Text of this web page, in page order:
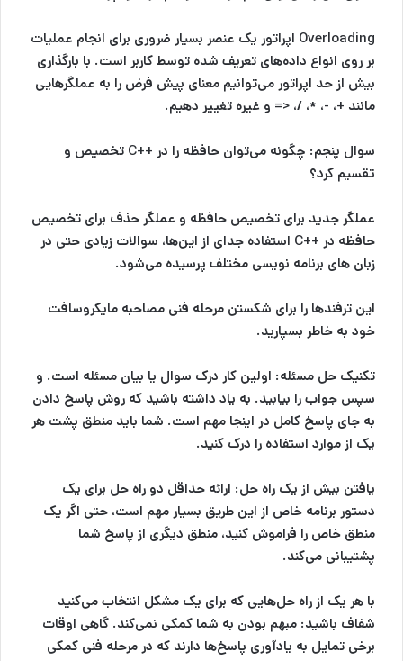
Overloading اپراتور یک عنصر بسیار ضروری برای انجام عملیات
بر روی انواع داده‌های تعریف شده توسط کاربر است. با بارگذاری
بیش از حد اپراتور می‌توانیم معنای پیش فرض را به عملگرهایی
مانند +، -، *، /، <= و غیره تغییر دهیم.
سوال پنجم:
چگونه می‌توان حافظه را در ++C تخصیص و
تقسیم کرد؟
عملگر جدید برای تخصیص حافظه و عملگر حذف برای تخصیص
حافظه در ++C استفاده جدای از این‌ها، سوالات زیادی حتی در
زبان های برنامه نویسی مختلف پرسیده می‌شود.
این ترفندها را برای شکستن مرحله فنی مصاحبه مایکروسافت
خود به خاطر بسپارید.
تکنیک حل مسئله: اولین کار درک سوال یا بیان مسئله است. و
سپس جواب را بیابید. به یاد داشته باشید که روش پاسخ دادن
به جای پاسخ کامل در اینجا مهم است. شما باید منطق پشت هر
یک از موارد استفاده را درک کنید.
یافتن بیش از یک راه حل: ارائه حداقل دو راه حل برای یک
دستور برنامه خاص از این طریق بسیار مهم است، حتی اگر یک
منطق خاص را فراموش کنید، منطق دیگری از پاسخ شما
پشتیبانی می‌کند.
با هر یک از راه حل‌هایی که برای یک مشکل انتخاب می‌کنید
شفاف باشید: مبهم بودن به شما کمکی نمی‌کند. گاهی اوقات
برخی تمایل به یادآوری پاسخ‌ها دارند که در مرحله فنی کمکی